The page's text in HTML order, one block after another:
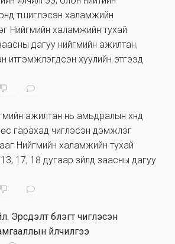
түшиглэсэн халамжийн
Нийгмийн халамжийн тухай
дагуу нийгмийн ажилтан,
итгэмжлэгдсэн хуулийн этгээд
ажилтан нь амьдралын хүнд
гарахад чиглэсэн дэмжлэг
Нийгмийн халамжийн тухай
17, 18 дугаар зүйлд заасны дагуу
. Эрсдэлт бүлэгт чиглэсэн
үйлчилгээ